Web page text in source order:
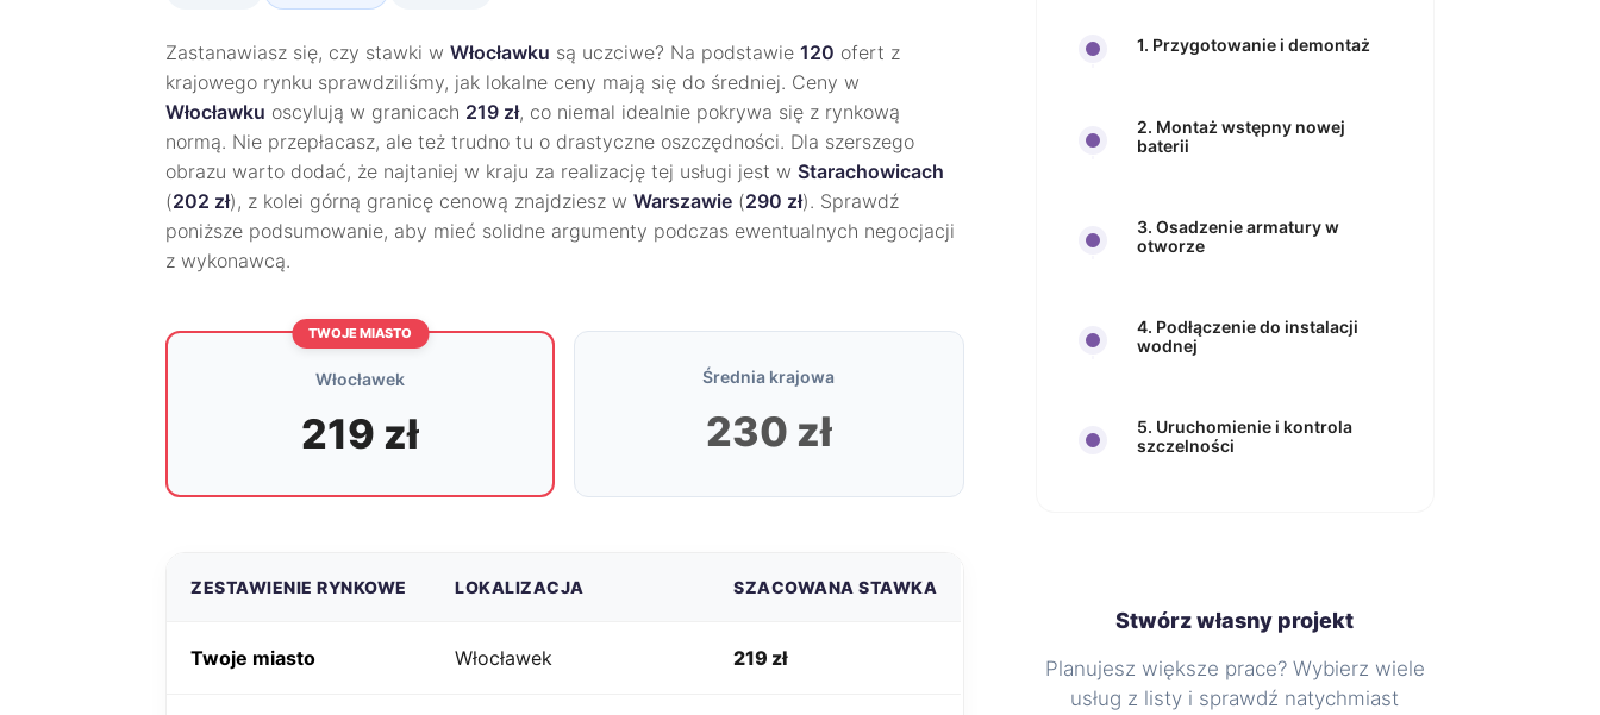
Zastanawiasz się, czy stawki w Włocławku są uczciwe? Na podstawie 120 ofert z
krajowego rynku sprawdziliśmy, jak lokalne ceny mają się do średniej. Ceny w
Włocławku oscylują w granicach 219 zł, co niemal idealnie pokrywa się z rynkową
normą. Nie przepłacasz, ale też trudno tu o drastyczne oszczędności. Dla szerszego
obrazu warto dodać, że najtaniej w kraju za realizację tej usługi jest w Starachowicach
(202 zł), z kolei górną granicę cenową znajdziesz w Warszawie (290 zł). Sprawdź
poniższe podsumowanie, aby mieć solidne argumenty podczas ewentualnych negocjacji
z wykonawcą.
TWOJE MIASTO
Włocławek
219 zł
Średnia krajowa
230 zł
ZESTAWIENIE RYNKOWE LOKALIZACJA SZACOWANA STAWKA
Twoje miasto Włocławek 219 zł
1. Przygotowanie i demontaż
2. Montaż wstępny nowej
baterii
3. Osadzenie armatury w
otworze
4. Podłączenie do instalacji
wodnej
5. Uruchomienie i kontrola
szczelności
Stwórz własny projekt
Planujesz większe prace? Wybierz wiele
usług z listy i sprawdź natychmiast